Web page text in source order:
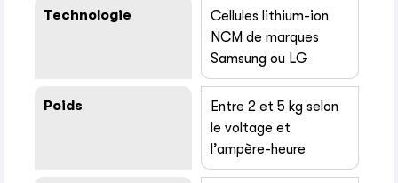
Technologie
Cellules lithium-ion
NCM de marques
Samsung ou LG
Poids
Entre 2 et 5 kg selon
le voltage et
l’ampère-heure